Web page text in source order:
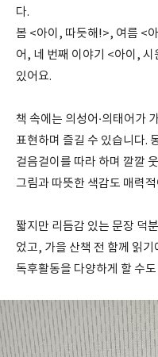
다.
봄 <아이, 따듯해!>, 여름 <
어, 네 번째 이야기 <아이, 시
있어요.
책 속에는 의성어·의태어가
표현하며 즐길 수 있습니다.
걸음걸이를 따라 하며 깔깔
그림과 따뜻한 색감도 매력
짧지만 리듬감 있는 문장 덕
었고, 가을 산책 전 함께 읽
독후활동을 다양하게 할 수